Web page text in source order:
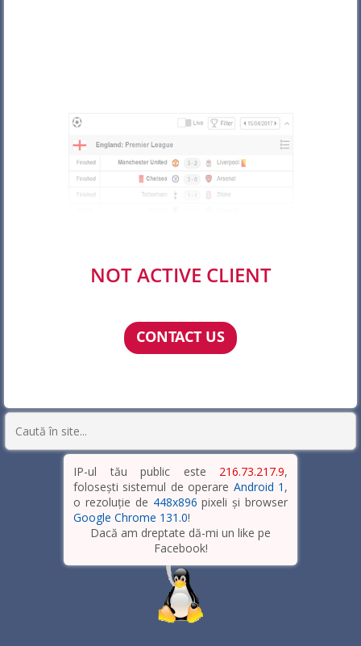
NOT ACTIVE CLIENT
CONTACT US
IP-ul tău public este 216.73.217.9,
folosești sistemul de operare Android 1 ,
o rezoluție de 448x896 pixeli și browser
Google Chrome 131.0!
Dacă am dreptate dă-mi un like pe
Facebook!